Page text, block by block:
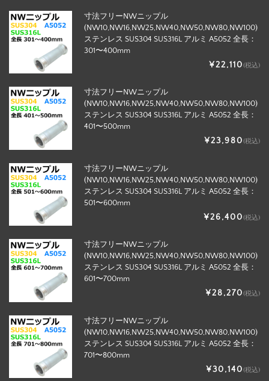
寸法フリーNWニップル
(NW10,NW16,NW25,NW40,NW50,NW80,NW100)
ステンレス SUS304 SUS316L アルミ A5052 全長：
301〜400mm
¥22,110(税込)
寸法フリーNWニップル
(NW10,NW16,NW25,NW40,NW50,NW80,NW100)
ステンレス SUS304 SUS316L アルミ A5052 全長：
401〜500mm
¥23,980(税込)
寸法フリーNWニップル
(NW10,NW16,NW25,NW40,NW50,NW80,NW100)
ステンレス SUS304 SUS316L アルミ A5052 全長：
501〜600mm
¥26,400(税込)
寸法フリーNWニップル
(NW10,NW16,NW25,NW40,NW50,NW80,NW100)
ステンレス SUS304 SUS316L アルミ A5052 全長：
601〜700mm
¥28,270(税込)
寸法フリーNWニップル
(NW10,NW16,NW25,NW40,NW50,NW80,NW100)
ステンレス SUS304 SUS316L アルミ A5052 全長：
701〜800mm
¥30,140(税込)